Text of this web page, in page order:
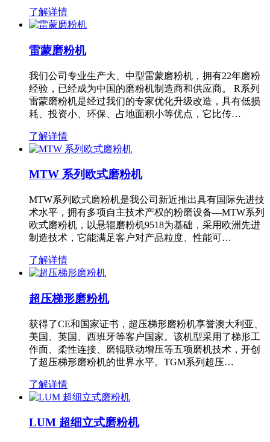
了解详情
雷蒙磨粉机
我们公司专业生产大、中型雷蒙磨粉机，拥有22年磨粉
经验，已经成为中国的磨粉机制造商和供应商。 R系列
雷蒙磨粉机是经过我们的专家优化升级改造，具有低损
耗、投资小、环保、占地面积小等优点，它比传…
了解详情
MTW 系列欧式磨粉机
MTW系列欧式磨粉机是我公司新近推出具有国际先进技
术水平，拥有多项自主技术产权的粉磨设备—MTW系列
欧式磨粉机，以悬辊磨粉机9518为基础，采用欧洲先进
制造技术，它能满足客户对产品粒度、性能可…
了解详情
超压梯形磨粉机
获得了CE和国家证书，超压梯形磨粉机享誉澳大利亚、
美国、英国、西班牙等客户国家。该机型采用了梯形工
作面、柔性连接、磨辊联动增压等五项磨机技术，开创
了超压梯形磨粉机的世界水平。TGM系列超压…
了解详情
LUM 超细立式磨粉机